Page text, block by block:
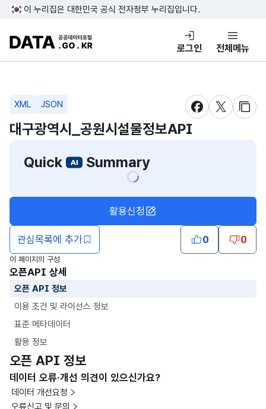
콘텐츠 바로가기
푸터 바로가기
이 누리집은 대한민국 공식 전자정부 누리집입니다.
DATA.GO.KR 공공데이터포털
로그인 전체메뉴
XML JSON
새창 열림새창 열림
새창
대구광역시_공원시설물정보API
Quick
Summary
관심목록에 추가
활용신청
0 0
이 페이지의 구성
오픈API 상세
오픈 API 정보
이용 조건 및 라이선스 정보
표준 메타데이터
활용 정보
오픈 API 정보
데이터 오류·개선 의견이 있으신가요?
데이터 개선요청
오류신고 및 문의